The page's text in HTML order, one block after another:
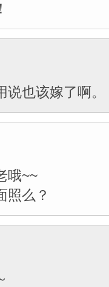
也该嫁了啊。
哦~~
照么？